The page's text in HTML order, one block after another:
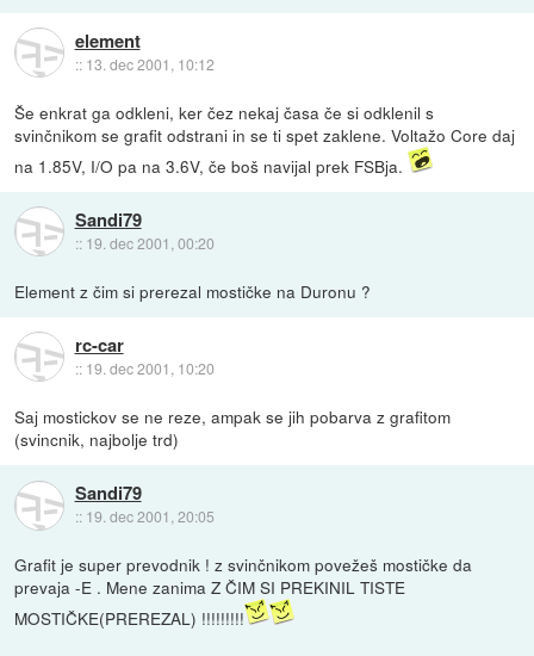
element
:: 13. dec 2001, 10:12
Še enkrat ga odkleni, ker čez nekaj časa če si odklenil s
svinčnikom se grafit odstrani in se ti spet zaklene. Voltažo Core daj
na 1.85V, I/O pa na 3.6V, če boš navijal prek FSBja.
Sandi79
:: 19. dec 2001, 00:20
Element z čim si prerezal mostičke na Duronu ?
rc-car
:: 19. dec 2001, 10:20
Saj mostickov se ne reze, ampak se jih pobarva z grafitom
(svincnik, najbolje trd)
Sandi79
:: 19. dec 2001, 20:05
Grafit je super prevodnik ! z svinčnikom povežeš mostičke da
prevaja -E . Mene zanima Z ČIM SI PREKINIL TISTE
MOSTIČKE(PREREZAL) !!!!!!!!!